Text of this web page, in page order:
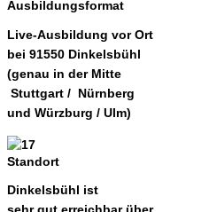
Ausbildungsformat
Live-Ausbildung vor Ort
bei 91550 Dinkelsbühl
(genau in der Mitte
Stuttgart / Nürnberg
und Würzburg / Ulm)
Standort
Dinkelsbühl ist